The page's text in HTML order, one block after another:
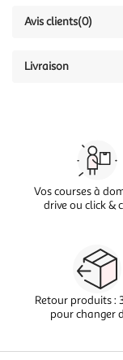
Avis clients(0)
Livraison
Vos courses à
drive ou click &
Retour produits :
pour changer